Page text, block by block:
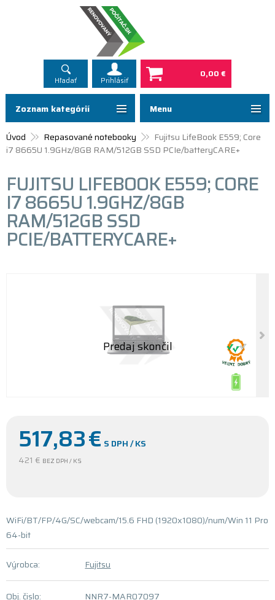
Hľadať Prihlásiť
0,00 €
Menu
Úvod Repasované notebooky
Fujitsu LifeBook E559; Core
i7 8665U 1.9GHz/8GB RAM/512GB SSD PCIe/batteryCARE+
FUJITSU LIFEBOOK E559; CORE
I7 8665U 1.9GHZ/8GB
RAM/512GB SSD
PCIE/BATTERYCARE+
517,83€ S DPH / KS
421 € BEZ DPH / KS
WiFi/BT/FP/4G/SC/webcam/15.6 FHD (1920x1080)/num/Win 11 Pro
64-bit
Výrobca: Fujitsu
Obj. čislo: NNR7-MAR07097
Zoznam kategórií